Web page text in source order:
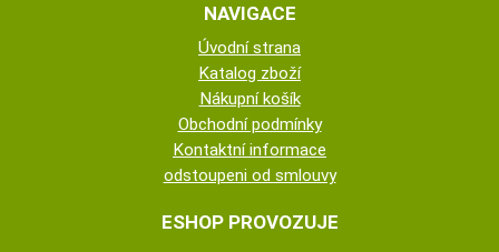
NAVIGACE
Úvodní strana
Katalog zboží
Nákupní košík
Obchodní podmínky
Kontaktní informace
odstoupeni od smlouvy
ESHOP PROVOZUJE